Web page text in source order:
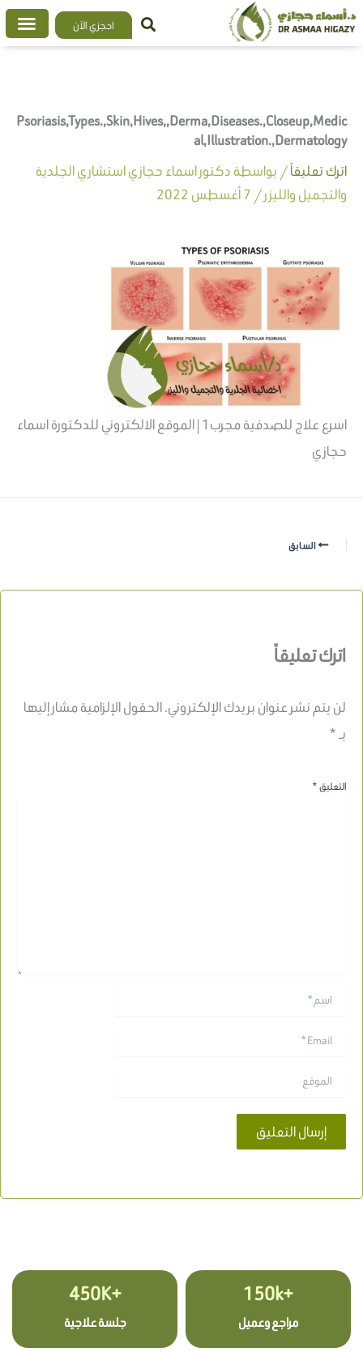
تخطي
إلى
احجزي الآن
Psoriasis,Types.,Skin,Hives,,Derma,Diseases.,Closeup,Medic
al,Illustration.,Dermatology
اترك تعليقاً/ بواسطة دكتور اسماء حجازي استشاري الجلدية
والتجميل والليزر/ 7 أغسطس 2022
اسرع علاج للصدفية مجرب1 | الموقع الالكتروني للدكتورة اسماء
حجازي
السابق
اترك تعليقاً
لن يتم نشر عنوان بريدك الإلكتروني.الحقول الإلزامية مشار إليها
بـ*
التعليق*
+150k
مراجع وعميل
+450K
جلسة علاجية